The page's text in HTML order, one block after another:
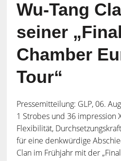
Wu-Tang
seiner „Final
Chamber
Tour“
Pressemitteilung: GLP, 06.
1 Strobes und 36 impression
Flexibilität,
für eine denkwürdige
Clan im Frühjahr mit der